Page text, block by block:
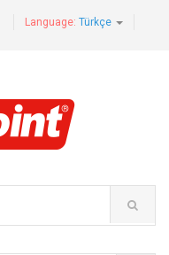
Language: Türkçe